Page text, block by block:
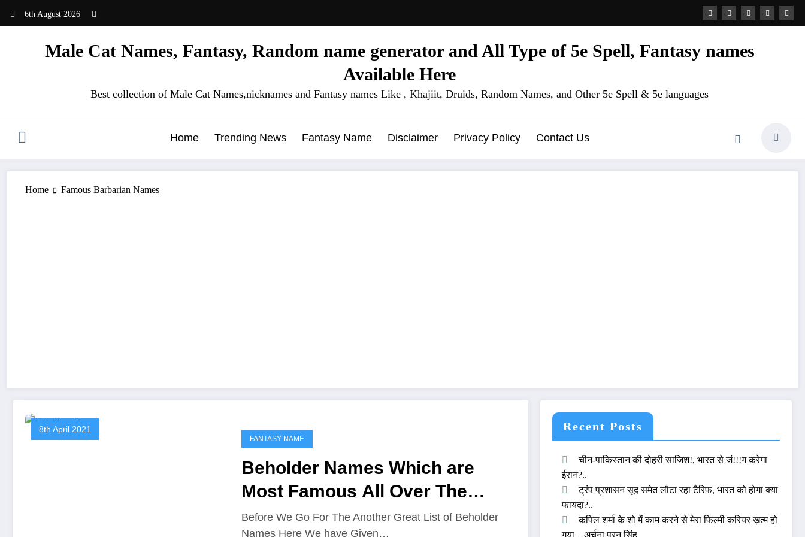
6th August 2026
Male Cat Names, Fantasy, Random name generator and All Type of 5e Spell, Fantasy names
Available Here
Best collection of Male Cat Names,nicknames and Fantasy names Like , Khajiit, Druids, Random Names, and Other 5e Spell & 5e languages
Home Trending News Fantasy Name Disclaimer Privacy Policy Contact Us
Home Famous Barbarian Names
8th April 2021
FANTASY NAME
Beholder Names Which are
Most Famous All Over The
Worlds
Before We Go For The Another Great List of Beholder
Names Here We have Given…
Recent Posts
चीन-पाकिस्तान की दोहरी साजिश!, भारत से जं!!!ग करेगा
ईरान?..
ट्रंप प्रशासन सूद समेत लौटा रहा टैरिफ, भारत को होगा क्या
फायदा?..
कपिल शर्मा के शो में काम करने से मेरा फिल्मी करियर ख़त्म हो
गया – अर्चना पूरन सिंह..